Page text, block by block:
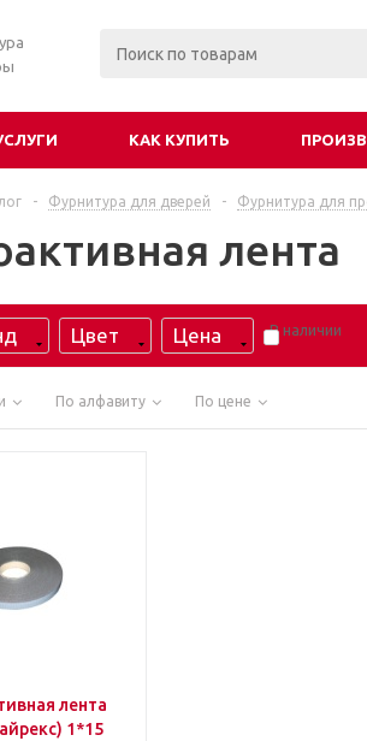
КАК КУПИТЬ
- Фурнитура для дверей - Фурнитура для
лента
Цвет Цена В наличии
По алфавиту По цене
лента
1*15